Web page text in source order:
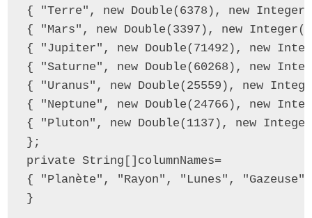
{ "Terre", new Double(6378), new
{ "Mars", new Double(3397), new
{ "Jupiter", new Double(71492), new
{ "Saturne", new Double(60268), new
{ "Uranus", new Double(25559), new
{ "Neptune", new Double(24766), new
{ "Pluton", new Double(1137), new
};
private String[]columnNames=
{ "Planète", "Rayon", "Lunes",
}